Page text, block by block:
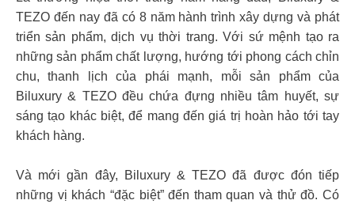
TEZO đến nay đã có 8 năm hành trình xây dựng và phát
triển sản phẩm, dịch vụ thời trang. Với sứ mệnh tạo ra
những sản phẩm chất lượng, hướng tới phong cách chỉn
chu, thanh lịch của phái mạnh, mỗi sản phẩm của
Biluxury & TEZO đều chứa đựng nhiều tâm huyết, sự
sáng tạo khác biệt, để mang đến giá trị hoàn hảo tới tay
khách hàng.
Và mới gần đây, Biluxury & TEZO đã được đón tiếp
những vị khách “đặc biệt” đến tham quan và thử đồ. Có